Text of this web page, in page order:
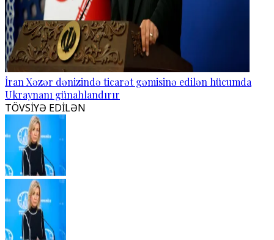
İran Xəzər dənizində ticarət gəmisinə edilən hücumda
Ukraynanı günahlandırır
TÖVSİYƏ EDİLƏN